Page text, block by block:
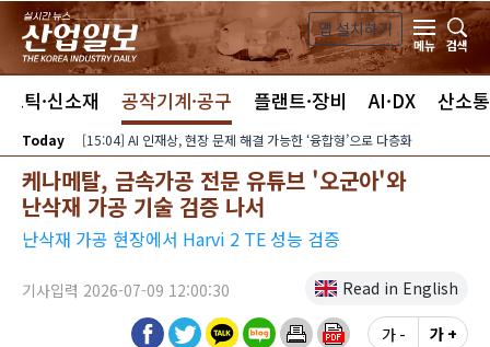
본문 바로가기
앱 설치하기
메뉴
검색
틱·신소재 공작기계·공구 플랜트·장비 AI·DX 산소통
Today [15:04] AI 인재상, 현장 문제 해결 가능한 ‘융합형’으로 다층화
케나메탈, 금속가공 전문 유튜브 '오군아'와
난삭재 가공 기술 검증 나서
난삭재 가공 현장에서 Harvi 2 TE 성능 검증
기사입력 2026-07-09 12:00:30 Read in English
가 - 가 +